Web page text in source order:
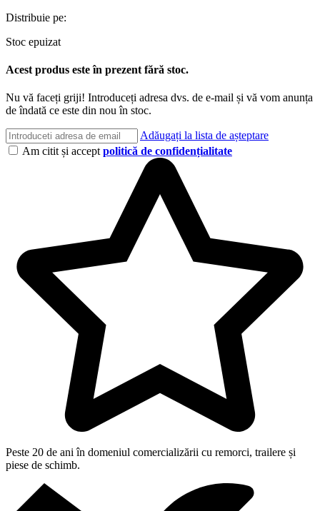
Distribuie pe:
Stoc epuizat
Acest produs este în prezent fără stoc.
Nu vă faceți griji! Introduceți adresa dvs. de e-mail și vă vom anunța
de îndată ce este din nou în stoc.
Adăugați la lista de așteptare
Am citit și acceptpolitică de confidențialitate
Peste 20 de ani în domeniul comercializării cu remorci, trailere și
piese de schimb.